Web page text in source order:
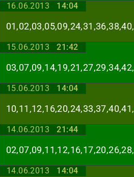
16.06.2013 14:04
01,02,03,05,09,24,31,36,38,40,
15.06.2013 21:42
03,07,09,14,19,21,27,29,34,42,
15.06.2013 14:04
10,11,12,16,20,24,33,37,40,41,
14.06.2013 21:44
02,07,09,11,12,16,17,20,26,28,
14.06.2013 14:04